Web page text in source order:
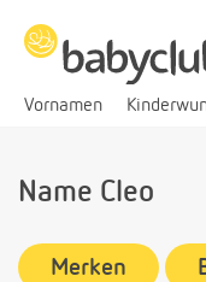
Vornamen
Name Cleo
Merken